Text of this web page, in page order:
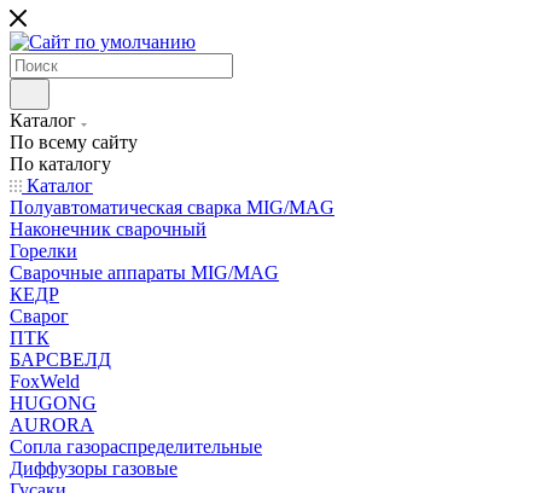
Каталог
По всему сайту
По каталогу
Каталог
Полуавтоматическая сварка MIG/MAG
Наконечник сварочный
Горелки
Сварочные аппараты MIG/MAG
КЕДР
Сварог
ПТК
БАРСВЕЛД
FoxWeld
HUGONG
AURORA
Сопла газораспределительные
Диффузоры газовые